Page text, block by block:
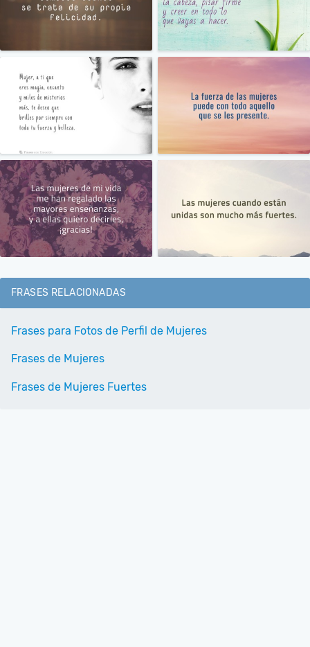
FRASES RELACIONADAS
Frases para Fotos de Perfil de Mujeres
Frases de Mujeres
Frases de Mujeres Fuertes